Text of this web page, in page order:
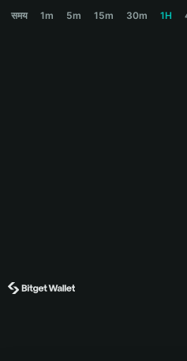
समय 1m 5m 15m 30m 1H